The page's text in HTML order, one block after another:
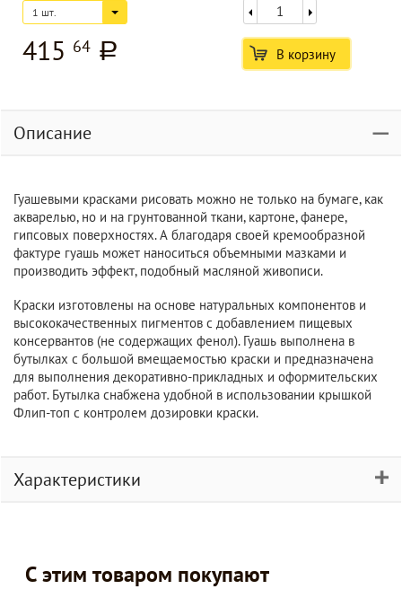
1 шт.
415 64 a В корзину
Описание
Гуашевыми красками рисовать можно не только на бумаге, как
акварелью, но и на грунтованной ткани, картоне, фанере,
гипсовых поверхностях. А благодаря своей кремообразной
фактуре гуашь может наноситься объемными мазками и
производить эффект, подобный масляной живописи.
Краски изготовлены на основе натуральных компонентов и
высококачественных пигментов с добавлением пищевых
консервантов (не содержащих фенол). Гуашь выполнена в
бутылках с большой вмещаемостью краски и предназначена
для выполнения декоративно-прикладных и оформительских
работ. Бутылка снабжена удобной в использовании крышкой
Флип-топ с контролем дозировки краски.
Характеристики
С этим товаром покупают